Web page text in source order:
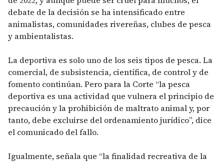
debate de la decisión se ha intensificado entre
animalistas, comunidades rivereñas, clubes de pesca
y ambientalistas.
La deportiva es solo uno de los seis tipos de pesca. La
comercial, de subsistencia, científica, de control y de
fomento continúan. Pero para la Corte “la pesca
deportiva es una actividad que vulnera el principio de
precaución y la prohibición de maltrato animal y, por
tanto, debe excluirse del ordenamiento jurídico”, dice
el comunicado del fallo.
Igualmente, señala que “la finalidad recreativa de la